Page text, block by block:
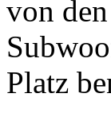
von
Platz